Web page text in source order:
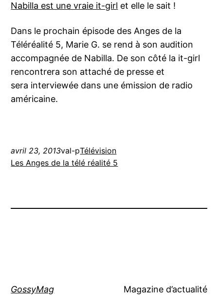
Nabilla est une vraie it-girl et elle le sait !
Dans le prochain épisode des Anges de la
Téléréalité 5, Marie G. se rend à son audition
accompagnée de Nabilla. De son côté la it-girl
rencontrera son attaché de presse et
sera interviewée dans une émission de radio
américaine.
avril 23, 2013val-pTélévision
Les Anges de la télé réalité 5
GossyMag Magazine d’actualité